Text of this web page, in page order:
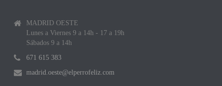
MADRID OESTE
Lunes a Viernes 9 a 14h - 17 a 19h
Sábados 9 a 14h
671 615 383
madrid.oeste@elperrofeliz.com